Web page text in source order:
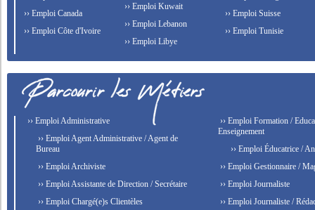
›› Emploi Canada
›› Emploi Côte d'Ivoire
›› Emploi Kuwait
›› Emploi Lebanon
›› Emploi Libye
›› Emploi Suisse
›› Emploi Tunisie
›› Emploi Administrative
›› Emploi Agent Administrative / Agent de
Bureau
›› Emploi Archiviste
›› Emploi Assistante de Direction / Secrétaire
›› Emploi Chargé(e)s Clientèles
›› Emploi Formation /
Enseignement
›› Emploi Éducatrice /
›› Emploi Gestionnaire /
›› Emploi Journaliste
›› Emploi Journaliste /